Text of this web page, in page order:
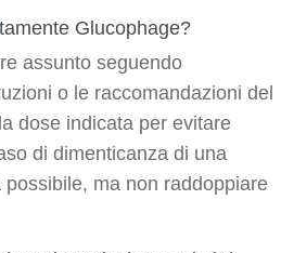
Glucophage?
assunto seguendo
o le raccomandazioni del
dose indicata per evitare
di dimenticanza di una
ma non raddoppiare